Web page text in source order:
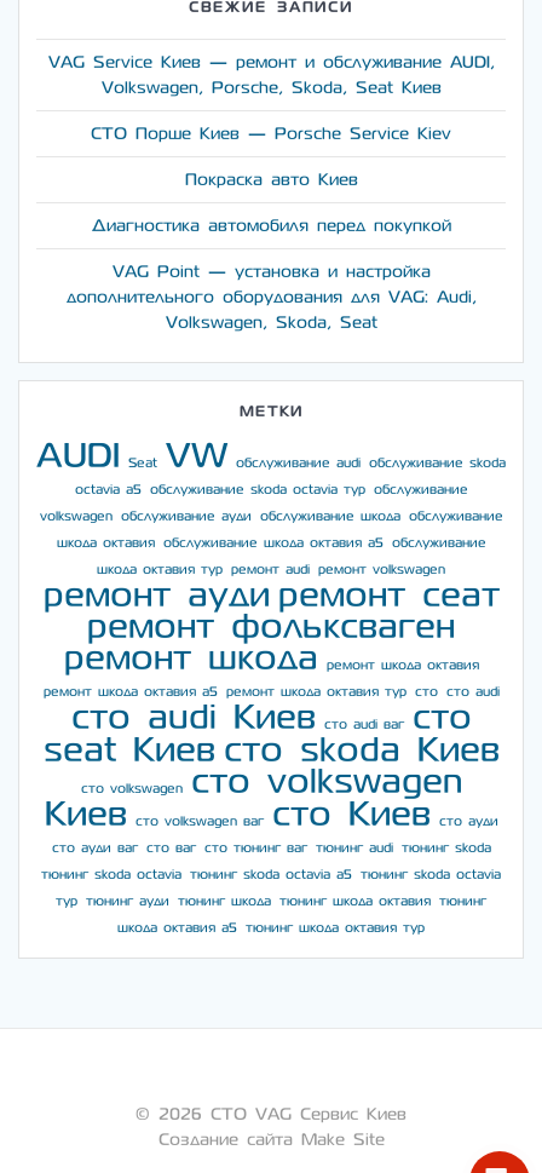
СВЕЖИЕ ЗАПИСИ
VAG Service Киев — ремонт и обслуживание AUDI,
Volkswagen, Porsche, Skoda, Seat Киев
СТО Порше Киев — Porsche Service Kiev
Покраска авто Киев
Диагностика автомобиля перед покупкой
VAG Point — установка и настройка
дополнительного оборудования для VAG: Audi,
Volkswagen, Skoda, Seat
МЕТКИ
AUDI Seat VW обслуживание audi
обслуживание skoda
octavia a5
обслуживание skoda octavia тур
обслуживание
volkswagen
обслуживание ауди обслуживание шкода
обслуживание
шкода октавия
обслуживание шкода октавия а5
обслуживание
шкода октавия тур
ремонт audi ремонт volkswagen
ремонт ауди ремонт сеат
ремонт фольксваген
ремонт шкода
ремонт шкода октавия
ремонт шкода октавия а5
ремонт шкода октавия тур сто сто audi
сто audi Киев сто audi ваг
сто
seat Киев сто skoda Киев
сто volkswagen
сто volkswagen
Киев
сто volkswagen ваг сто Киев
сто ауди
сто ауди ваг
сто ваг сто тюнинг ваг тюнинг audi
тюнинг skoda
тюнинг skoda octavia
тюнинг skoda octavia a5
тюнинг skoda octavia
тур
тюнинг ауди тюнинг шкода тюнинг шкода октавия
тюнинг
шкода октавия а5
тюнинг шкода октавия тур
© 2026 СТО VAG Сервис Киев
Создание сайта Make Site